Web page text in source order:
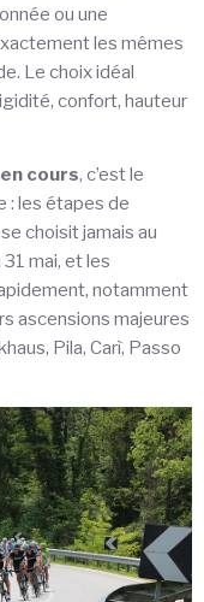
ou une
les mêmes
Le choix idéal
confort, hauteur
cours, c’est le
: les étapes de
choisit jamais au
mai, et les
notamment
ascensions majeures
Pila, Carì, Passo